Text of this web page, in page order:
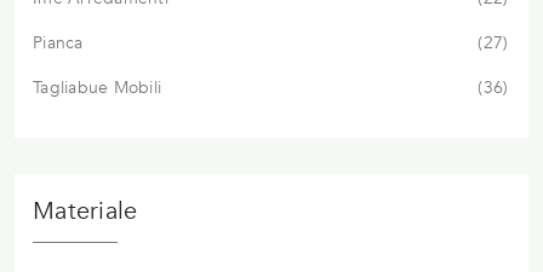
Pianca
27
Tagliabue Mobili
36
Materiale